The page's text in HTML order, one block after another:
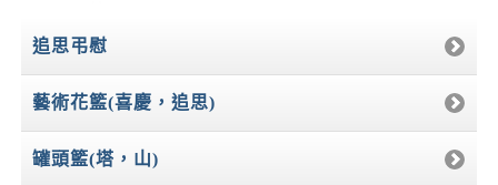
追思弔慰
藝術花籃(喜慶，追思)
罐頭籃(塔，山)